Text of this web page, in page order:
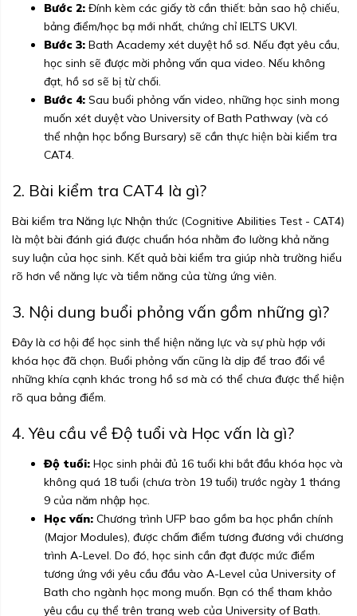
Bước 2: Đính kèm các giấy tờ cần thiết: bản sao hộ chiếu,
bảng điểm/học bạ mới nhất, chứng chỉ IELTS UKVI.
Bước 3: Bath Academy xét duyệt hồ sơ. Nếu đạt yêu cầu,
học sinh sẽ được mời phỏng vấn qua video. Nếu không
đạt, hồ sơ sẽ bị từ chối.
Bước 4: Sau buổi phỏng vấn video, những học sinh mong
muốn xét duyệt vào University of Bath Pathway (và có
thể nhận học bổng Bursary) sẽ cần thực hiện bài kiểm tra
CAT4.
2. Bài kiểm tra CAT4 là gì?
Bài kiểm tra Năng lực Nhận thức (Cognitive Abilities Test - CAT4)
là một bài đánh giá được chuẩn hóa nhằm đo lường khả năng
suy luận của học sinh. Kết quả bài kiểm tra giúp nhà trường hiểu
rõ hơn về năng lực và tiềm năng của từng ứng viên.
3. Nội dung buổi phỏng vấn gồm những gì?
Đây là cơ hội để học sinh thể hiện năng lực và sự phù hợp với
khóa học đã chọn. Buổi phỏng vấn cũng là dịp để trao đổi về
những khía cạnh khác trong hồ sơ mà có thể chưa được thể hiện
rõ qua bảng điểm.
4. Yêu cầu về Độ tuổi và Học vấn là gì?
Độ tuổi: Học sinh phải đủ 16 tuổi khi bắt đầu khóa học và
không quá 18 tuổi (chưa tròn 19 tuổi) trước ngày 1 tháng
9 của năm nhập học.
Học vấn: Chương trình UFP bao gồm ba học phần chính
(Major Modules), được chấm điểm tương đương với chương
trình A-Level. Do đó, học sinh cần đạt được mức điểm
tương ứng với yêu cầu đầu vào A-Level của University of
Bath cho ngành học mong muốn. Bạn có thể tham khảo
yêu cầu cụ thể trên trang web của University of Bath.